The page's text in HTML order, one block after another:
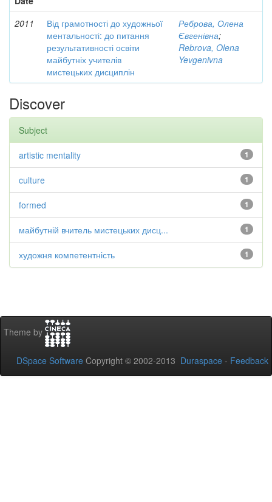
2011
Від грамотності до художньої
ментальності: до питання
результативності освіти
майбутніх учителів
мистецьких дисциплін
Реброва, Олена
Євгенівна;
Rebrova, Olena
Yevgenivna
Discover
Subject
1
artistic mentality
1
culture
1
formed
1
майбутній вчитель мистецьких дисц...
1
художня компетентність
Theme by
DSpace Software Copyright © 2002-2013 Duraspace - Feedback